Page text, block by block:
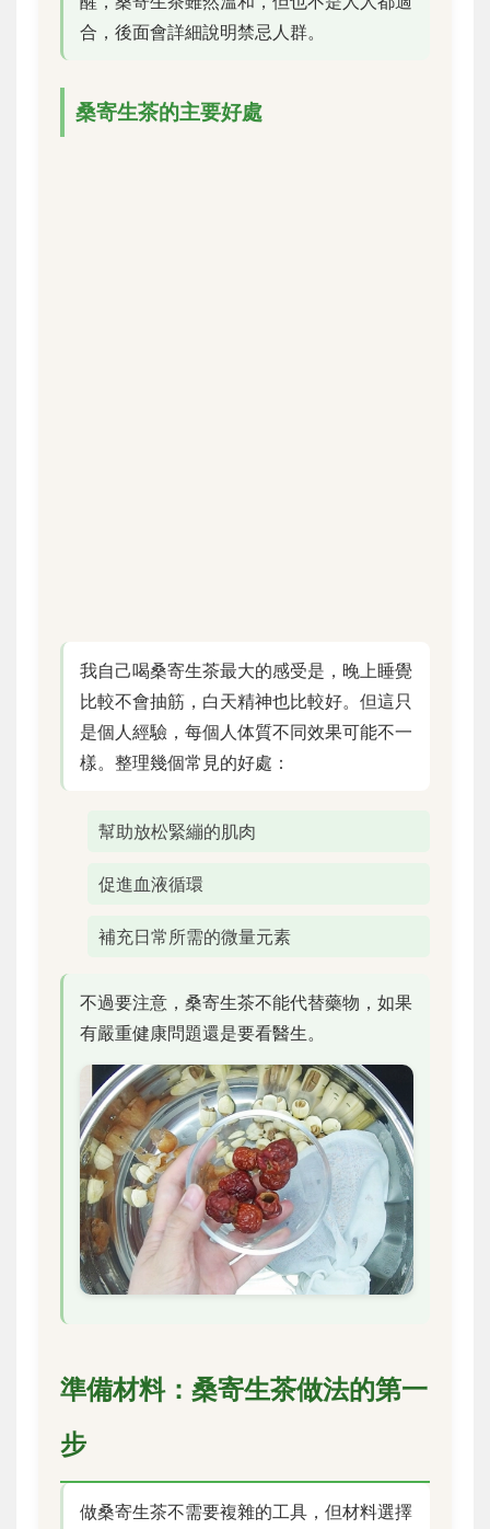
合，後面會詳細說明禁忌人群。
桑寄生茶的主要好處
我自己喝桑寄生茶最大的感受是，晚上睡覺
比較不會抽筋，白天精神也比較好。但這只
是個人經驗，每個人体質不同效果可能不一
樣。整理幾個常見的好處：
幫助放松緊繃的肌肉
促進血液循環
補充日常所需的微量元素
不過要注意，桑寄生茶不能代替藥物，如果
有嚴重健康問題還是要看醫生。
準備材料：桑寄生茶做法的第一
步
做桑寄生茶不需要複雜的工具，但材料選擇